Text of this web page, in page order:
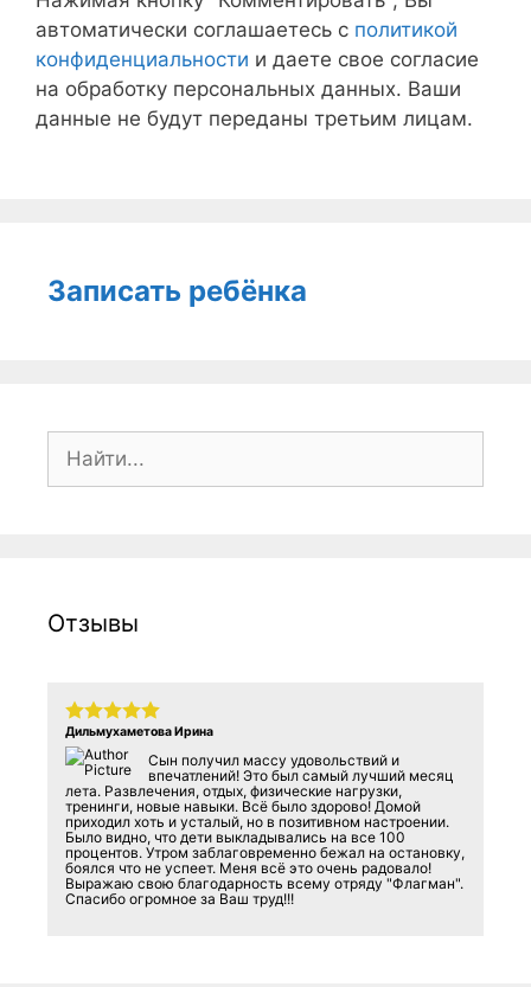
автоматически соглашаетесь с политикой
конфиденциальности и даете свое согласие
на обработку персональных данных. Ваши
данные не будут переданы третьим лицам.
Записать ребёнка
Поиск:
Отзывы
Дильмухаметова Ирина
Сын получил массу удовольствий и
впечатлений! Это был самый лучший месяц
лета. Развлечения, отдых, физические нагрузки,
тренинги, новые навыки. Всё было здорово! Домой
приходил хоть и усталый, но в позитивном настроении.
Было видно, что дети выкладывались на все 100
процентов. Утром заблаговременно бежал на остановку,
боялся что не успеет. Меня всё это очень радовало!
Выражаю свою благодарность всему отряду "Флагман".
Спасибо огромное за Ваш труд!!!